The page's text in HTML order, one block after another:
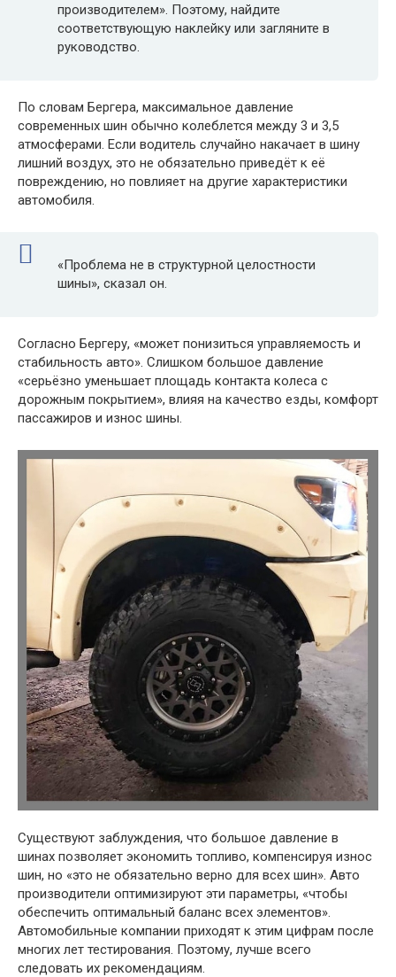
производителем». Поэтому, найдите
соответствующую наклейку или загляните в
руководство.
По словам Бергера, максимальное давление
современных шин обычно колеблется между 3 и 3,5
атмосферами. Если водитель случайно накачает в шину
лишний воздух, это не обязательно приведёт к её
повреждению, но повлияет на другие характеристики
автомобиля.
«Проблема не в структурной целостности
шины», сказал он.
Согласно Бергеру, «может понизиться управляемость и
стабильность авто». Слишком большое давление
«серьёзно уменьшает площадь контакта колеса с
дорожным покрытием», влияя на качество езды, комфорт
пассажиров и износ шины.
Существуют заблуждения, что большое давление в
шинах позволяет экономить топливо, компенсируя износ
шин, но «это не обязательно верно для всех шин». Авто
производители оптимизируют эти параметры, «чтобы
обеспечить оптимальный баланс всех элементов».
Автомобильные компании приходят к этим цифрам после
многих лет тестирования. Поэтому, лучше всего
следовать их рекомендациям.